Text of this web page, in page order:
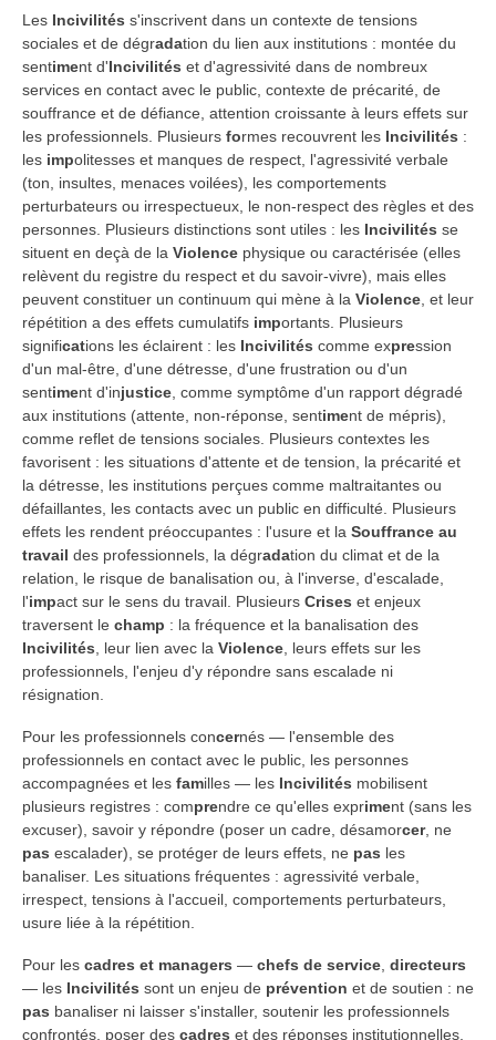
Les Incivilités s'inscrivent dans un contexte de tensions
sociales et de dégradation du lien aux institutions : montée du
sentiment d'Incivilités et d'agressivité dans de nombreux
services en contact avec le public, contexte de précarité, de
souffrance et de défiance, attention croissante à leurs effets sur
les professionnels. Plusieurs formes recouvrent les Incivilités :
les impolitesses et manques de respect, l'agressivité verbale
(ton, insultes, menaces voilées), les comportements
perturbateurs ou irrespectueux, le non-respect des règles et des
personnes. Plusieurs distinctions sont utiles : les Incivilités se
situent en deçà de la Violence physique ou caractérisée (elles
relèvent du registre du respect et du savoir-vivre), mais elles
peuvent constituer un continuum qui mène à la Violence , et leur
répétition a des effets cumulatifs importants. Plusieurs
significations les éclairent : les Incivilités comme expression
d'un mal-être, d'une détresse, d'une frustration ou d'un
sentiment d'injustice , comme symptôme d'un rapport dégradé
aux institutions (attente, non-réponse, sentiment de mépris),
comme reflet de tensions sociales. Plusieurs contextes les
favorisent : les situations d'attente et de tension, la précarité et
la détresse, les institutions perçues comme maltraitantes ou
défaillantes, les contacts avec un public en difficulté. Plusieurs
effets les rendent préoccupantes : l'usure et la Souffrance au
travail des professionnels, la dégradation du climat et de la
relation, le risque de banalisation ou, à l'inverse, d'escalade,
l'impact sur le sens du travail. Plusieurs Crises et enjeux
traversent le champ : la fréquence et la banalisation des
Incivilités , leur lien avec la Violence , leurs effets sur les
professionnels, l'enjeu d'y répondre sans escalade ni
résignation.
Pour les professionnels concernés — l'ensemble des
professionnels en contact avec le public, les personnes
accompagnées et les familles — les Incivilités mobilisent
plusieurs registres : comprendre ce qu'elles expriment (sans les
excuser), savoir y répondre (poser un cadre, désamorcer, ne
pas escalader), se protéger de leurs effets, ne pas les
banaliser. Les situations fréquentes : agressivité verbale,
irrespect, tensions à l'accueil, comportements perturbateurs,
usure liée à la répétition.
Pour les cadres et managers — chefs de service directeurs
— les Incivilités sont un enjeu de prévention et de soutien : ne
pas banaliser ni laisser s'installer, soutenir les professionnels
confrontés, poser des cadres et des réponses institutionnelles,